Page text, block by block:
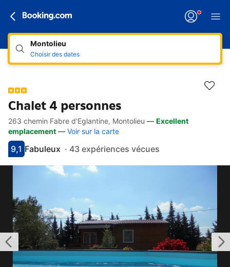
Montolieu
Choisir des dates
Chalet 4 personnes
Accès rapides
Aller à la description
Aller aux équipements
Aller aux hébergements
Aller aux conditions
263 chemin Fabre d'Eglantine, Montolieu — Excellent
emplacement — Voir sur la carte
Avec une note de 9.1
9,1
fabuleuxFabuleux · 43 expériences vécues